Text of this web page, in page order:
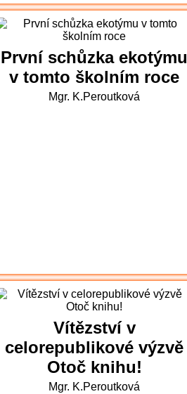
První schůzka ekotýmu
v tomto školním roce
Mgr. K.Peroutková
Vítězství v
celorepublikové výzvě
Otoč knihu!
Mgr. K.Peroutková